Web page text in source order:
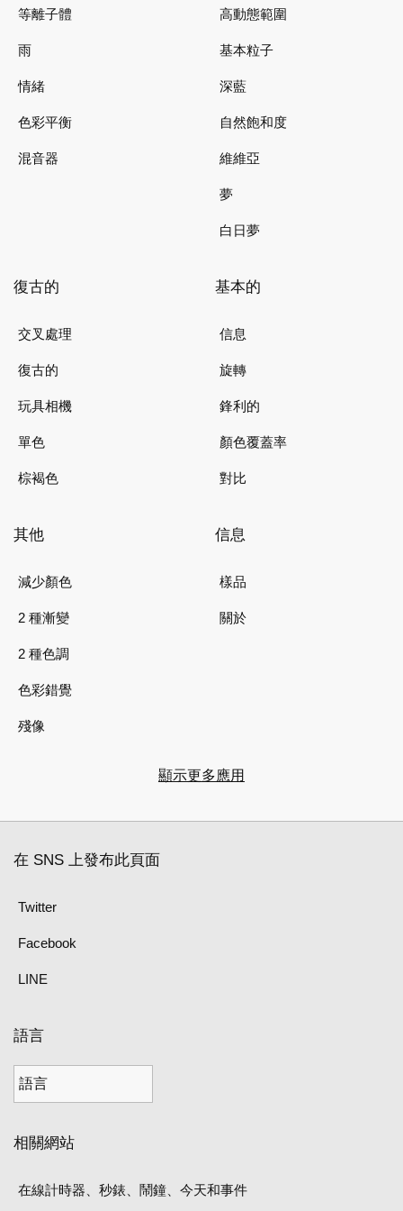
等離子體
雨
情緒
色彩平衡
混音器
高動態範圍
基本粒子
深藍
自然飽和度
維維亞
夢
白日夢
復古的
交叉處理
復古的
玩具相機
單色
棕褐色
基本的
信息
旋轉
鋒利的
顏色覆蓋率
對比
其他
減少顏色
2 種漸變
2 種色調
色彩錯覺
殘像
信息
樣品
關於
顯示更多應用
在 SNS 上發布此頁面
Twitter
Facebook
LINE
語言
相關網站
在線計時器、秒錶、鬧鐘、今天和事件